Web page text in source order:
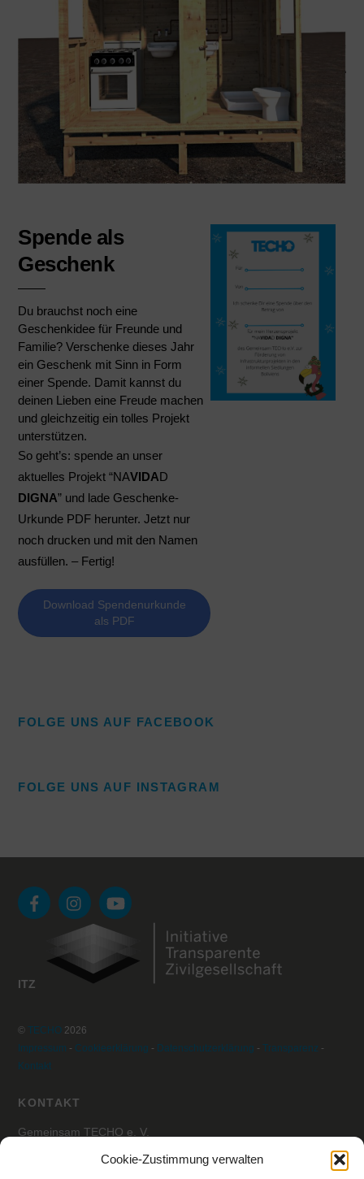
Cookie-Zustimmung verwalten
Spende als
Geschenk
Du brauchst noch eine
Geschenkidee für Freunde und
Familie? Verschenke dieses Jahr
ein Geschenk mit Sinn in Form
einer Spende. Damit kannst du
deinen Lieben eine Freude machen
und gleichzeitig ein tolles Projekt
unterstützen.
So geht’s: spende an unser
aktuelles Projekt “NAVIDA
DIGNA” und lade Geschenke-
Urkunde PDF herunter. Jetzt nur
noch drucken und mit den Namen
ausfüllen. – Fertig!
Download Spendenurkunde
als PDF
FOLGE UNS AUF FACEBOOK
FOLGE UNS AUF INSTAGRAM
ITZ
© TECHO 2026
Impressum - Cookieerklärung - Datenschutzerklärung - Transparenz -
Kontakt
KONTAKT
Gemeinsam TECHO e. V.
z.Hd. Julian Sitter